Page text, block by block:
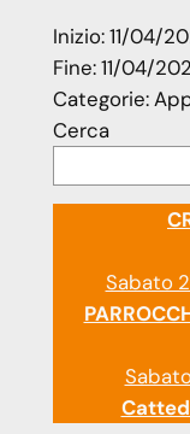
Inizio:11/04/
Fine:11/04/
Categorie:
Cerca
Sabato